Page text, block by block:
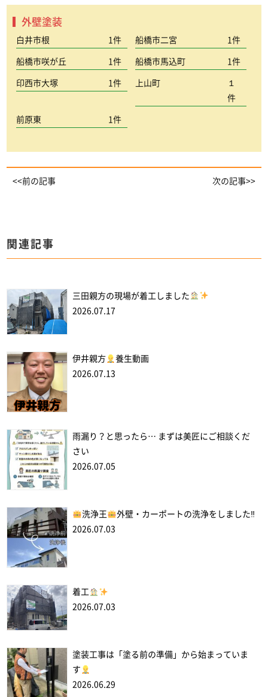
外壁塗装
白井市根 1件 船橋市二宮 1件
船橋市咲が丘 1件 船橋市馬込町 1件
印西市大塚 1件 上山町
１
件
前原東 1件
<<前の記事 次の記事>>
関連記事
三田親方の現場が着工しました
2026.07.17
伊井親方
養生動画
2026.07.13
雨漏り？と思ったら… まずは美匠にご相談くだ
さい
2026.07.05
洗浄王
外壁・カーポートの洗浄をしました‼
2026.07.03
着工
2026.07.03
塗装工事は「塗る前の準備」から始まっていま
す
2026.06.29